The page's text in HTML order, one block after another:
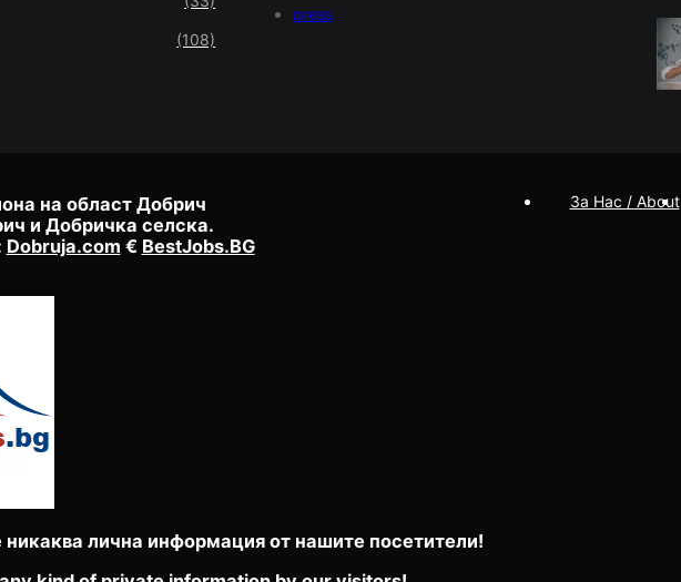
(108)
press
на област Добрич
и Добричка селска.
Dobruja.com € BestJobs.BG
лична информация от нашите посетители!
За Нас / About